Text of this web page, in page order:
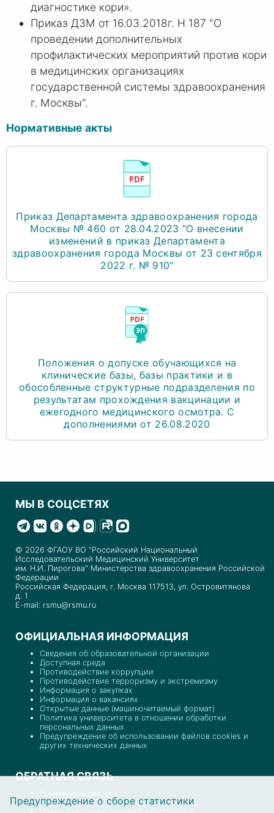
диагностике кори».
Приказ ДЗМ от 16.03.2018г. Н 187 "О
проведении дополнительных
профилактических мероприятий против кори
в медицинских организациях
государственной системы здравоохранения
г. Москвы".
Нормативные акты
Приказ Департамента здравоохранения города
Москвы № 460 от 28.04.2023 "О внесении
изменений в приказ Департамента
здравоохранения города Москвы от 23 сентября
2022 г. № 910"
Положения о допуске обучающихся на
клинические базы, базы практики и в
обособленные структурные подразделения по
результатам прохождения вакцинации и
ежегодного медицинского осмотра. С
дополнениями от 26.08.2020
МЫ В СОЦСЕТЯХ
© 2026 ФГАОУ ВО "Российский Национальный
Исследовательский Медицинский Университет
им. Н.И. Пирогова" Министерства здравоохранения Российской
Федерации
Российская Федерация, г. Москва 117513, ул. Островитянова
д. 1
E-mail: rsmu@rsmu.ru
ОФИЦИАЛЬНАЯ ИНФОРМАЦИЯ
Сведения об образовательной организации
Доступная среда
Противодействие коррупции
Противодействие терроризму и экстремизму
Информация о закупках
Информация о вакансиях
Открытые данные (машиночитаемый формат)
Политика университета в отношении обработки
персональных данных
Предупреждение об использовании файлов cookies и
других технических данных
ОБРАТНАЯ СВЯЗЬ
Пресс-служба
Предупреждение о сборе статистики